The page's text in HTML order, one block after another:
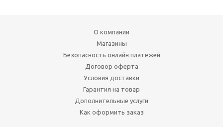
О компании
Магазины
Безопасность онлайн платежей
Договор оферта
Условия доставки
Гарантия на товар
Дополнительные услуги
Как оформить заказ